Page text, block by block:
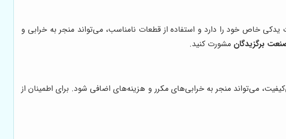
خاص خود را دارد و استفاده از قطعات نامناسب، می‌تواند منجر به خرابی و
برگزیدگان مشورت کنید.
می‌تواند منجر به خرابی‌های مکرر و هزینه‌های اضافی شود. برای اطمینان از